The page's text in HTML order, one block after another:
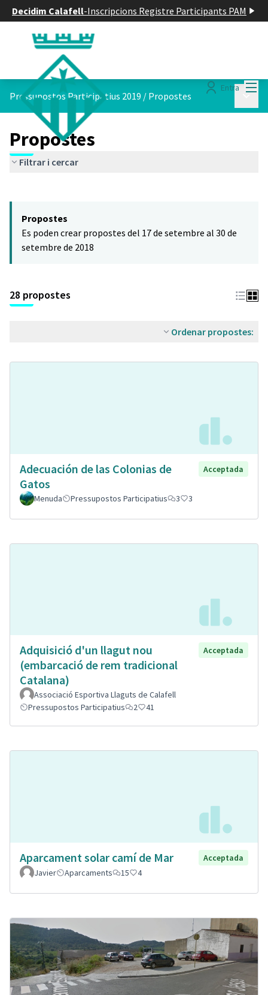
Decidim Calafell-Inscripcions Registre Participants PAM
Entra
Pressupostos Participatius 2019 / Propostes
Propostes
Filtrar i cercar
−
Propostes
Es poden crear propostes del 17 de setembre al 30 de
setembre de 2018
28 propostes
Ordenar propostes:
Adecuación de las Colonias de
Gatos
Acceptada
Menuda Pressupostos Participatius 3 3
Adquisició d'un llagut nou
(embarcació de rem tradicional
Catalana)
Acceptada
Associació Esportiva Llaguts de Calafell
Pressupostos Participatius
2 41
Aparcament solar camí de Mar
Acceptada
Javier
Aparcaments 15 4